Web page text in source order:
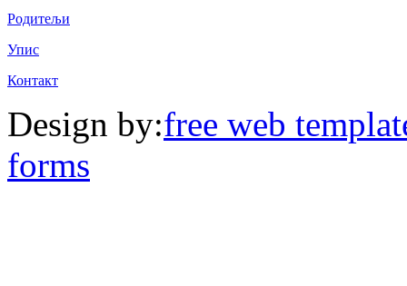
Родитељи
Упис
Контакт
Design by:free web
forms